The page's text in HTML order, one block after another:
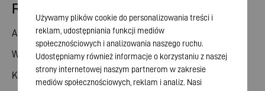
Relacje inwestorskie
Akcje
Walne zgromadzenie
Kalendarz finansowy
Używamy plików cookie do personalizowania treści i
reklam, udostępniania funkcji mediów
społecznościowych i analizowania naszego ruchu.
Udostępniamy również informacje o korzystaniu z naszej
strony internetowej naszym partnerom w zakresie
mediów społecznościowych, reklam i analiz. Nasi